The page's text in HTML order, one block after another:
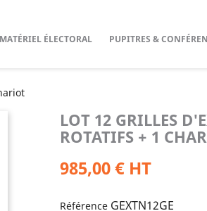
MATÉRIEL ÉLECTORAL PUPITRES &
LOT 12 GRILLES
ROTATIFS + 1
985,00 € HT
Référence GEXTN12GE